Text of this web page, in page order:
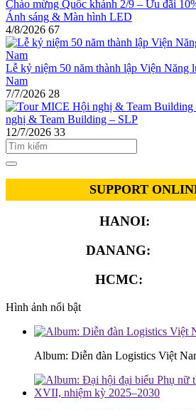
Chào mừng Quốc khánh 2/9 – Ưu đãi
Ánh sáng & Màn hình LED
4/8/2026 67
Lễ kỷ niệm 50 năm thành lập Viện Năng
Nam
7/7/2026 28
nghị & Team Building – SLP
12/7/2026 33
SUPPORT
HANOI:
DANANG:
HCMC:
Hình ảnh nổi bật
Album: Diễn đàn Logistics Việt